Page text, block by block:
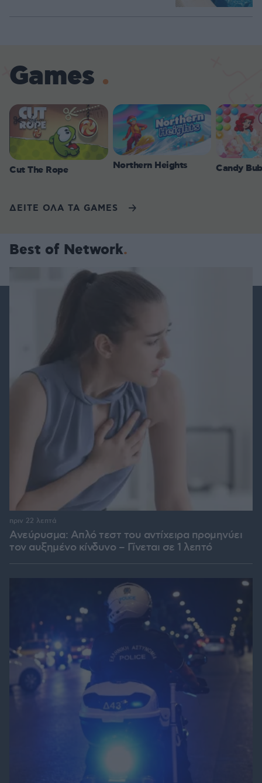
Games
Cut The Rope Northern Heights Candy
ΔΕΙΤΕ ΟΛΑ ΤΑ GAMES
Best of Network
Ανεύρυσμα: Απλό τεστ του αντίχειρα προμηνύει
τον αυξημένο κίνδυνο – Γίνεται σε 1 λεπτό
πριν 22 λεπτά